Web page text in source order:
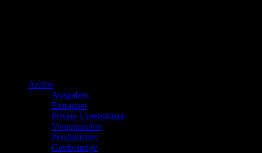
Archiv
Ausgaben
Extrapost
Private Unterstützer
Vereinsarchiv
Persönliches
Gastbeiträge